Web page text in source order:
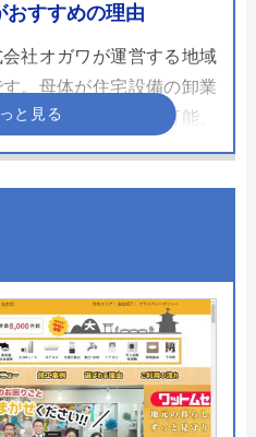
おすすめの理由
社オガワが運営する地域
。母体が住宅設備の卸業
を提供することが可能。
人から紹介を受けること
同じ担当者が対応するた
ブルも起きづらく、安心
とができるでしょう。
ており、直前の土曜日は
うため土曜日の相談を希
わせましょう。